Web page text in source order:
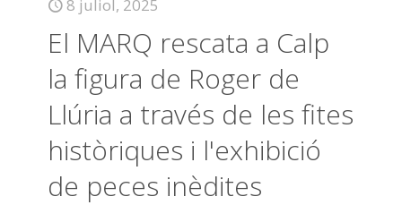
8 juliol, 2025
El MARQ rescata a Calp
la figura de Roger de
Llúria a través de les fites
històriques i l'exhibició
de peces inèdites